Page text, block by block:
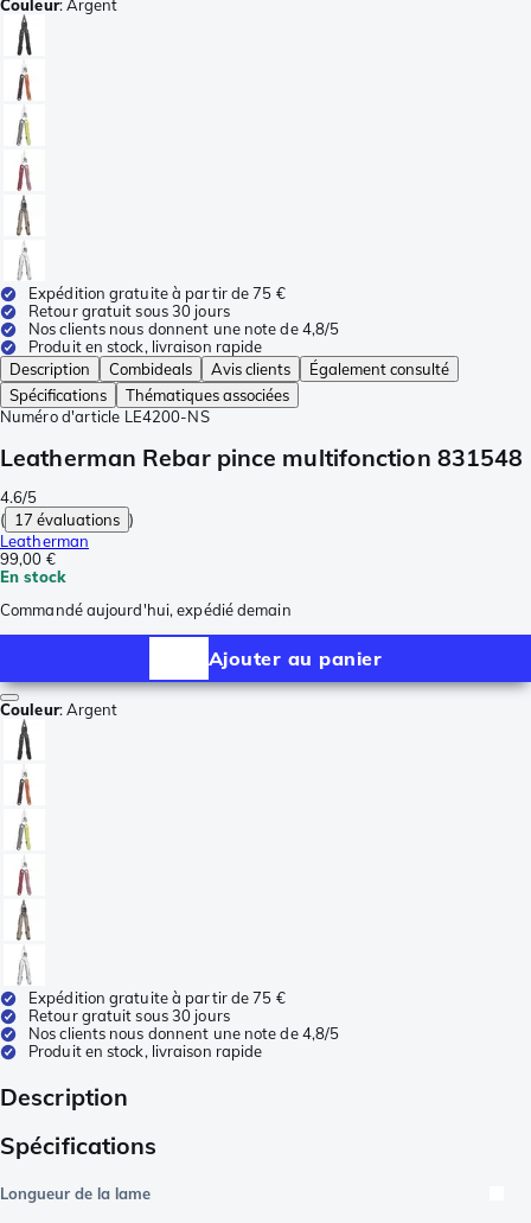
Couleur:Argent
Expédition gratuite à partir de 75 €
Retour gratuit sous 30 jours
Nos clients nous donnent une note de 4,8/5
Produit en stock, livraison rapide
Description
Combideals Avis clients
Également consulté
Spécifications
Thématiques associées
Numéro d'article LE4200-NS
Leatherman Rebar pince multifonction 831548
4.6/5
( 17 évaluations )
Leatherman
99,00 €
En stock
Commandé aujourd'hui, expédié demain
Ajouter au panier
Couleur:Argent
Expédition gratuite à partir de 75 €
Retour gratuit sous 30 jours
Nos clients nous donnent une note de 4,8/5
Produit en stock, livraison rapide
Description
Spécifications
Longueur de la lame